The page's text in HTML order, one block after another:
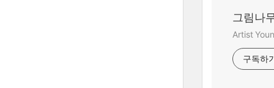
그림나
Artist
구독하